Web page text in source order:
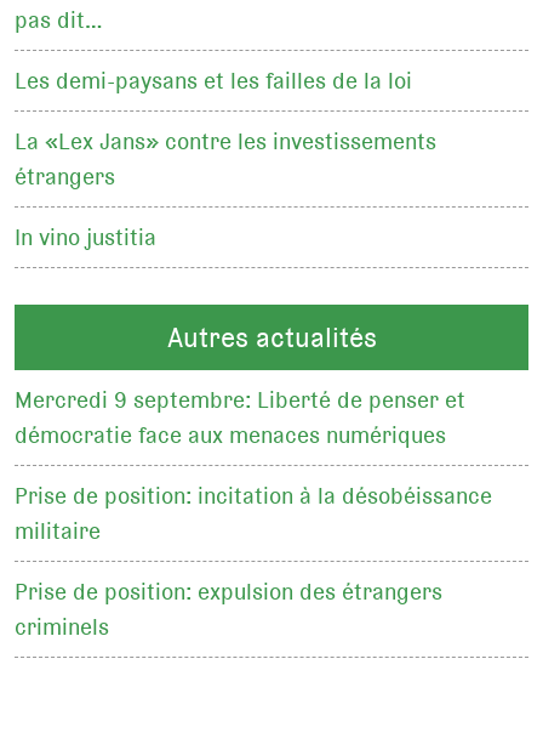
pas dit…
Les demi-paysans et les failles de la loi
La «Lex Jans» contre les investissements
étrangers
In vino justitia
Autres actualités
Mercredi 9 septembre: Liberté de penser et
démocratie face aux menaces numériques
Prise de position: incitation à la désobéissance
militaire
Prise de position: expulsion des étrangers
criminels